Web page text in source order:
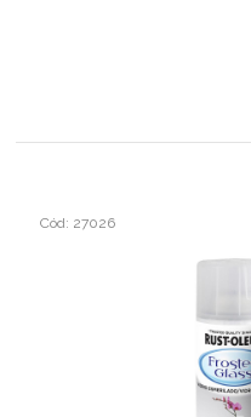
Cód: 27026